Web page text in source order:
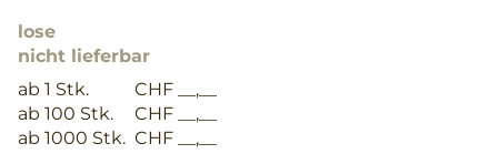
lose
nicht lieferbar
ab 1 Stk.
CHF __,__
ab 100 Stk.
CHF __,__
ab 1000 Stk. CHF __,__